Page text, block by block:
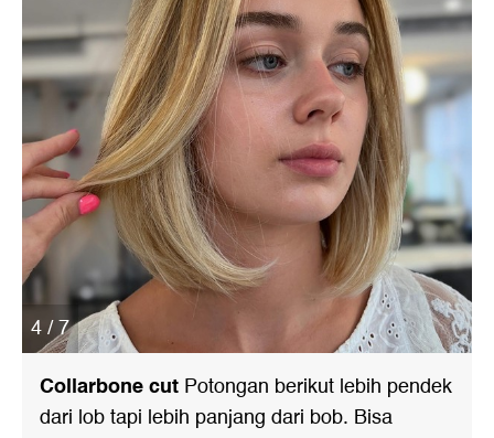
4 / 7
Collarbone cut Potongan berikut lebih pendek
dari lob tapi lebih panjang dari bob. Bisa